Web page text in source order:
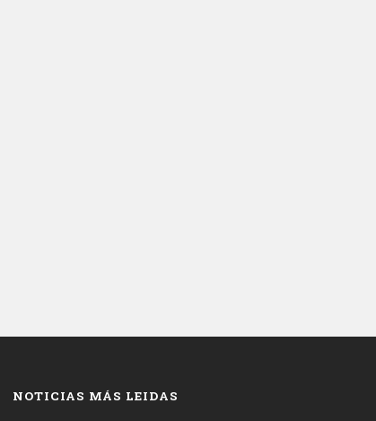
NOTICIAS MÁS LEIDAS